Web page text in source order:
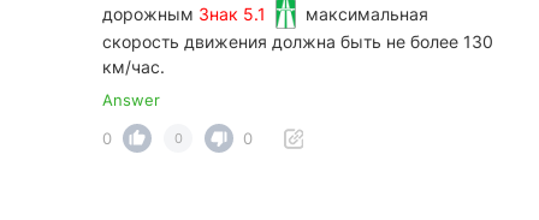
дорожным Знак 5.1
максимальная
скорость движения должна быть не более 130
км/час.
Answer
0
0 0